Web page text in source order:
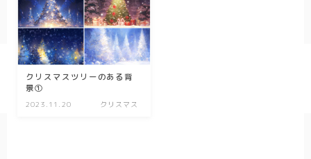
公園
施設
レストラン/カフェ
田舎
病院
クリスマスツリーのある背
景①
2023.11.20 クリスマス